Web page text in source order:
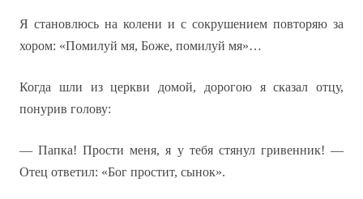
Я становлюсь на колени и с сокрушением повторяю за
хором: «Помилуй мя, Боже, помилуй мя»…
Когда шли из церкви домой, дорогою я сказал отцу,
понурив голову:
— Папка! Прости меня, я у тебя стянул гривенник! —
Отец ответил: «Бог простит, сынок».